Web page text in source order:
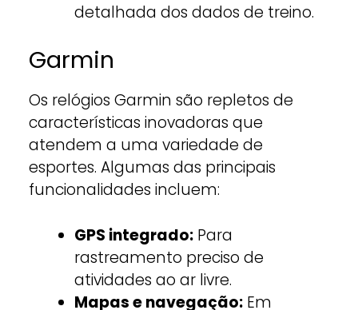
detalhada dos dados de treino.
Garmin
Os relógios Garmin são repletos de
características inovadoras que
atendem a uma variedade de
esportes. Algumas das principais
funcionalidades incluem:
GPS integrado:Para
rastreamento preciso de
atividades ao ar livre.
Mapas e navegação:Em